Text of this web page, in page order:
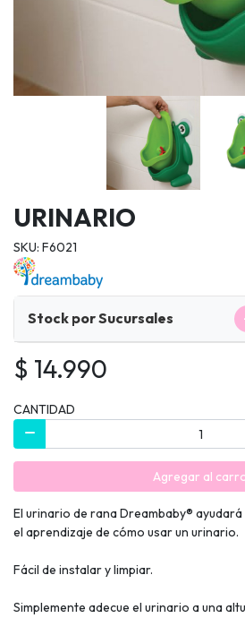
URINARIO
SKU: F6021
Stock por Sucursales
$ 14.990
CANTIDAD
Agregar al
El urinario de rana Dreambaby®
el aprendizaje de cómo usar un urinario.
Fácil de instalar y limpiar.
Simplemente adecue el urinario a una